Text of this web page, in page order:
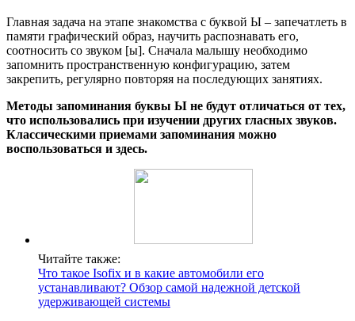
Главная задача на этапе знакомства с буквой Ы – запечатлеть в
памяти графический образ, научить распознавать его,
соотносить со звуком [ы]. Сначала малышу необходимо
запомнить пространственную конфигурацию, затем
закрепить, регулярно повторяя на последующих занятиях.
Методы запоминания буквы Ы не будут отличаться от тех,
что использовались при изучении других гласных звуков.
Классическими приемами запоминания можно
воспользоваться и здесь.
Читайте также:
Что такое Isofix и в какие автомобили его
устанавливают? Обзор самой надежной детской
удерживающей системы